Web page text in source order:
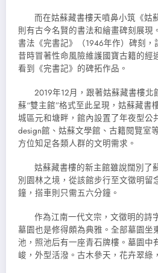
而在姑蘇藏書樓天噴鼻小筑《姑
則有古今名賢的書法和繪畫碑刻展現
書法《完書記》（1946年作）碑刻，
昔時冒著性命風險維護國寶古籍的經
看到《完書記》的碑拓作品。
2019年12月，跟著姑蘇藏書樓
蘇“雙主館”格式至此呈現，姑蘇藏書
城區元和塘畔，館內設置了年夜型公
design館、姑蘇文學館、古籍閱覽室
方位知足各類人群的文明需求。
姑蘇藏書樓的新主館雖說闊別了
別園林之境，從該館步行至文徵明留
鐘，搭車則只需五六分鐘。
作為江南一代文宗，文徵明的詩
墓園也是修得頗為典雅。全部墓園坐
池，照池后有一座青石牌樓。墓園中
峻，外型活潑。古木參天，花卉翠綠